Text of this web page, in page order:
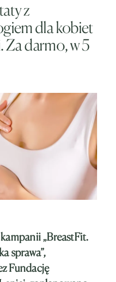
z
dla kobiet
Za darmo, w 5
„BreastFit.
sprawa”,
Fundację